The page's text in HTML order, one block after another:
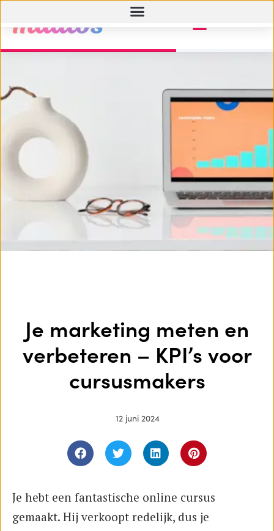
Je marketing meten en
verbeteren – KPI’s voor
cursusmakers
12 juni 2024
Je hebt een fantastische online cursus
gemaakt. Hij verkoopt redelijk, dus je